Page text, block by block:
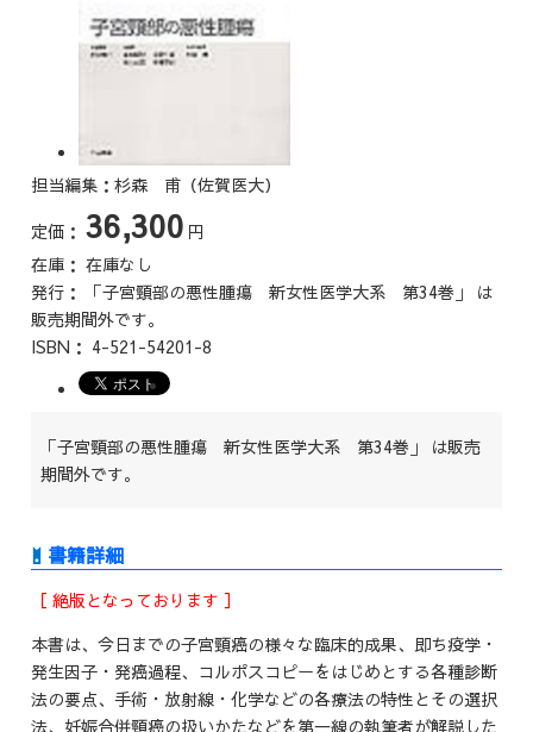
担当編集：杉森 甫（佐賀医大）
定価： 36,300 円
在庫： 在庫なし
発行：
「子宮頸部の悪性腫瘍 新女性医学大系 第34巻」 は
販売期間外です。
ISBN： 4-521-54201-8
「子宮頸部の悪性腫瘍 新女性医学大系 第34巻」 は販売
期間外です。
［ 絶版となっております ］
本書は、今日までの子宮頸癌の様々な臨床的成果、即ち疫学・
発生因子・発癌過程、コルポスコピーをはじめとする各種診断
法の要点、手術・放射線・化学などの各療法の特性とその選択
法、妊娠合併頸癌の扱いかたなどを第一線の執筆者が解説した